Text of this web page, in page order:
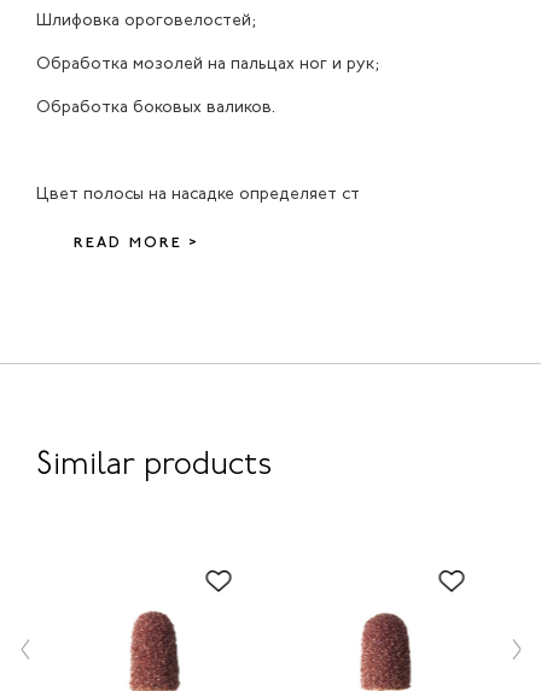
Шлифовка ороговелостей;
Обработка мозолей на пальцах ног и рук;
Обработка боковых валиков.
Цвет полосы на насадке определяет ст
READ MORE >
Similar products